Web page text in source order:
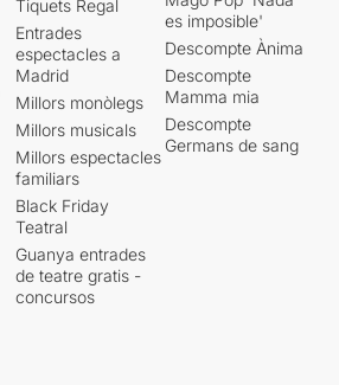
compartint una vida.
La paradoxa és que
l’escenari no deixa mai
d’oferir estímuls. El
desplegament formal és
considerable. La multiplicitat
de llenguatges manté viva la
mirada. Fins i tot s’incorpora,
en alguns moments, un
extens cor d’intèrprets de la
Coral Sant Jordi, una decisió
tan espectacular com
Tiquets Regal
Entrades
espectacles a
Madrid
Millors monòlegs
Millors musicals
Millors espectacles
familiars
Black Friday
Teatral
Guanya entrades
de teatre gratis -
concursos
es imposible'
Descompte Ànima
Descompte
Mamma mia
Descompte
Germans de sang